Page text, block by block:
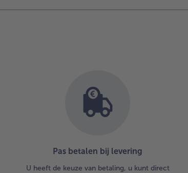
Pas betalen bij levering
U heeft de keuze van betaling, u kunt direct